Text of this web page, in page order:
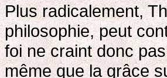
Plus radicalement,
philosophie, peut
foi ne craint donc
même que la grâce